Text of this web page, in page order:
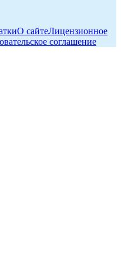
О сайтеЛицензионное
соглашение